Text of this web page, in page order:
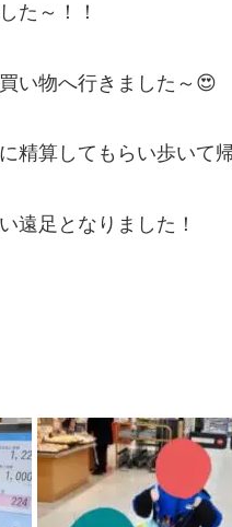
た～！！
い物へ行きました～😍
精算してもらい歩いて
遠足となりました！